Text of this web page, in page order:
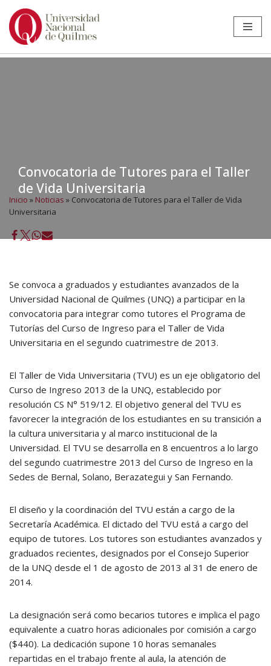
Ir
Convocatoria de Tutores para el Taller
de Vida Universitaria
Inicio » Noticias » Convocatoria de Tutores para el Taller de Vida
Universitaria
Se convoca a graduados y estudiantes avanzados de la
Universidad Nacional de Quilmes (UNQ) a participar en la
convocatoria para integrar como tutores el Programa de
Tutorías del Curso de Ingreso para el Taller de Vida
Universitaria en el segundo cuatrimestre de 2013.
El Taller de Vida Universitaria (TVU) es un eje obligatorio del
Curso de Ingreso 2013 de la UNQ, establecido por
resolución CS N° 519/12. El objetivo general del TVU es
favorecer la integración de los estudiantes en su transición a
la cultura universitaria y al marco institucional de la
Universidad. El TVU se desarrolla en 8 encuentros a lo largo
del segundo cuatrimestre 2013 del Curso de Ingreso en la
Sedes de Bernal, Solano, Berazategui y San Fernando.
El diseño y la coordinación del TVU están a cargo de la
Secretaría Académica. El dictado del TVU está a cargo del
equipo de tutores. Los tutores son estudiantes avanzados y
graduados recientes, designados por el Consejo Superior
de la UNQ desde el 1 de agosto de 2013 al 31 de enero de
2014.
La designación será como becarios tutores e implica el pago
equivalente a cuatro horas adicionales por comisión a cargo
($440). La dedicación supone 10 horas semanales
repartidas en el trabajo frente al aula, la atención de